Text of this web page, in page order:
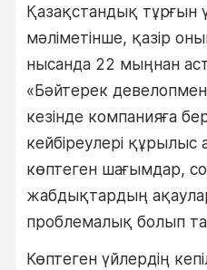
Қазақстандық тұрғын
мәліметінше, қазір
нысанда 22 мыңнан
«Бәйтерек
кезінде компанияға
кейбіреулері
көптеген шағымдар,
жабдықтардың
проблемалық болып
Көптеген үйлердің